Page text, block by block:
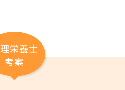
栄養士
考案